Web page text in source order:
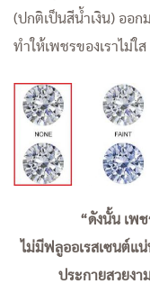
(ปกติเป็นสีน้ำเงิน) ออก
ทำให้เพชรของเราไม่ใ
“ดังนั้น เพชรที่
ไม่มีฟลูออเรสเซนต์แ
ประกายสวยงา